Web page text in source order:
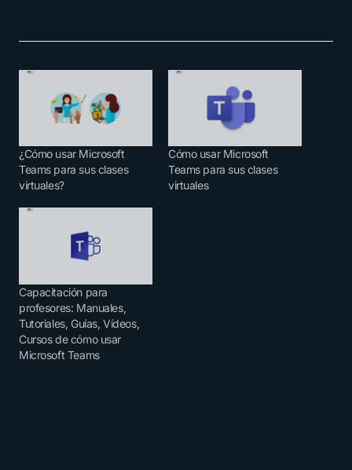
¿Cómo usar Microsoft
Teams para sus clases
virtuales?
Cómo usar Microsoft
Teams para sus clases
virtuales
Capacitación para
profesores: Manuales,
Tutoriales, Guías, Vídeos,
Cursos de cómo usar
Microsoft Teams